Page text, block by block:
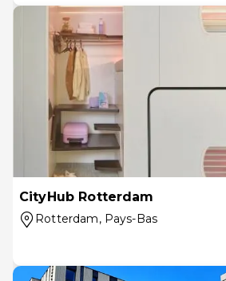
CityHub Rotterdam
Rotterdam, Pays-Bas